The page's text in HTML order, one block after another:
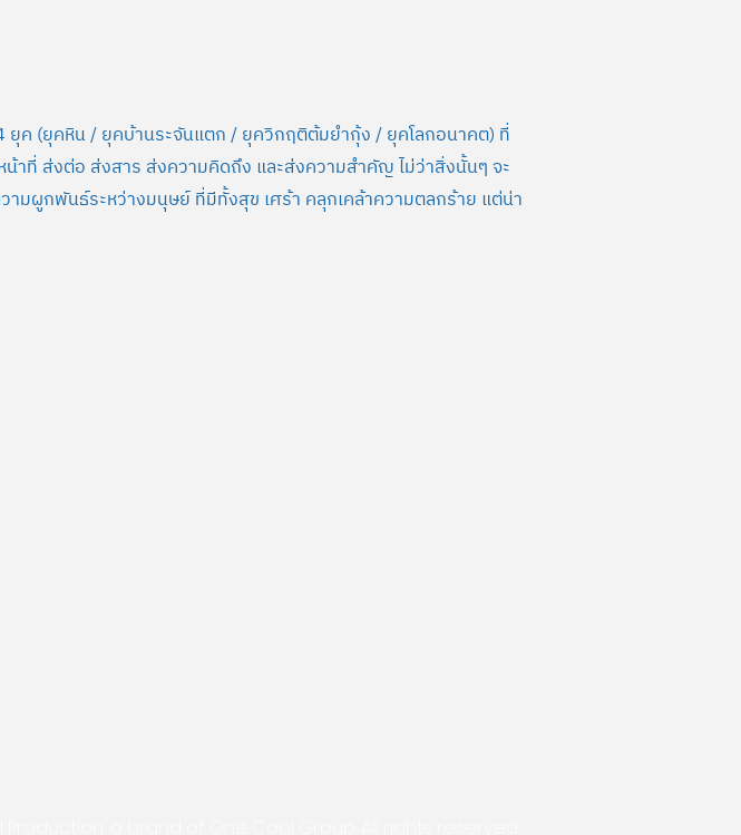
ยุค (ยุคหิน / ยุคบ้านระจันแตก / ยุควิกฤติต้มยำกุ้ง / ยุคโลกอนาคต) ที่
น้าที่ ส่งต่อ ส่งสาร ส่งความคิดถึง และส่งความสำคัญ ไม่ว่าสิ่งนั้นๆ จะ
มผูกพันธ์ระหว่างมนุษย์ ที่มีทั้งสุข เศร้า คลุกเคล้าความตลกร้าย แต่น่า